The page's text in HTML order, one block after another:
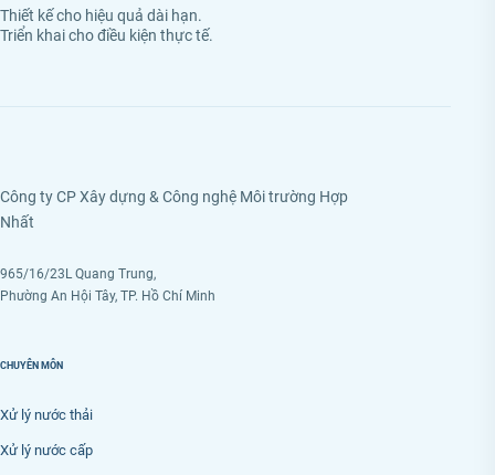
Thiết kế cho hiệu quả dài hạn.
Triển khai cho điều kiện thực tế.
Công ty CP Xây dựng & Công nghệ Môi trường Hợp
Nhất
965/16/23L Quang Trung,
Phường An Hội Tây, TP. Hồ Chí Minh
CHUYÊN MÔN
Xử lý nước thải
Xử lý nước cấp